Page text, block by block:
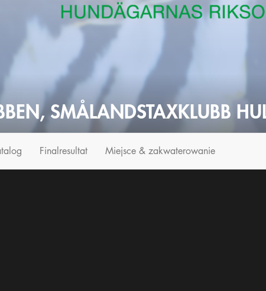
SMÅLANDSTAXKLUBB
Finalresultat Miejsce & zakwaterowanie